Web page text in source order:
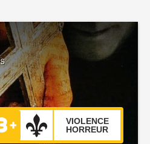
VIOLENCE
HORREUR